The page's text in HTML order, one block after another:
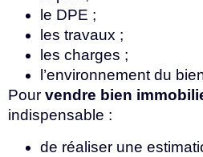
le DPE ;
les travaux ;
les charges ;
l’environnement du
Pour vendre bien
indispensable :
de réaliser une